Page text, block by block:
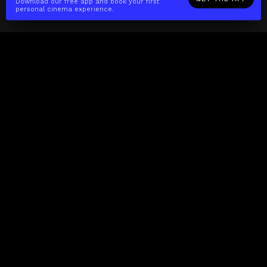
personal cinema experience.